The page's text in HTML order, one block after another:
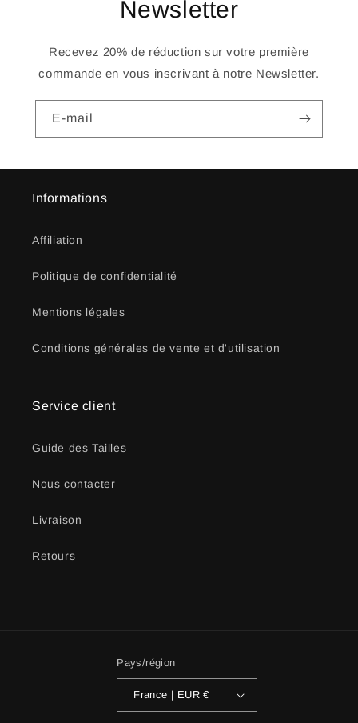
Newsletter
Recevez 20% de réduction sur votre première
commande en vous inscrivant à notre Newsletter.
E-mail
Informations
Affiliation
Politique de confidentialité
Mentions légales
Conditions générales de vente et d'utilisation
Service client
Guide des Tailles
Nous contacter
Livraison
Retours
Pays/région
France | EUR €